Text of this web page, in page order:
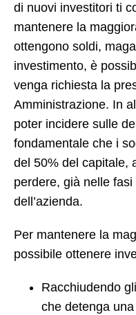
di nuovi investitori ti
mantenere la
ottengono soldi,
investimento, è
venga richiesta la
Amministrazione. In
poter incidere sulle
fondamentale che i
del 50% del capitale,
perdere, già nelle
dell’azienda.
Per mantenere la
possibile ottenere
Racchiudendo
che detenga